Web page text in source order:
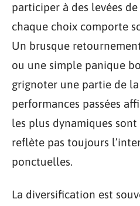
participer à des levées
chaque choix comporte
Un brusque
ou une simple panique
grignoter une partie de
performances passées
les plus dynamiques
reflète pas toujours
ponctuelles.
La diversification est